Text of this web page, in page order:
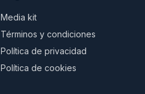
Media kit
Términos y condiciones
Política de privacidad
Política de cookies